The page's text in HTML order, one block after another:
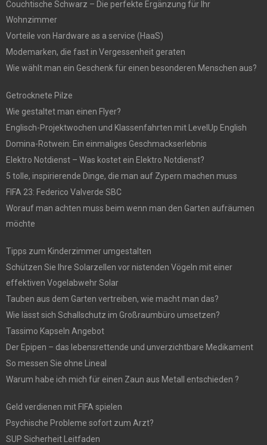
Couchtische Schwarz – Die perfekte Ergänzung für Ihr
Wohnzimmer
Vorteile von Hardware as a service (HaaS)
Modemarken, die fast in Vergessenheit geraten
Wie wählt man ein Geschenk für einen besonderen Menschen aus?
Getrocknete Pilze
Wie gestaltet man einen Flyer?
Englisch-Projektwochen und Klassenfahrten mit LevelUp English
Domina-Rotwein: Ein einmaliges Geschmackserlebnis
Elektro Notdienst – Was kostet ein Elektro Notdienst?
5 tolle, inspirierende Dinge, die man auf Zypern machen muss
FIFA 23: Federico Valverde SBC
Worauf man achten muss beim wenn man den Garten aufräumen
möchte
Tipps zum Kinderzimmer umgestalten
Schützen Sie Ihre Solarzellen vor nistenden Vögeln mit einer
effektiven Vogelabwehr Solar
Tauben aus dem Garten vertreiben, wie macht man das?
Wie lässt sich Schallschutz im Großraumbüro umsetzen?
Tassimo Kapseln Angebot
Der Epipen – das lebensrettende und unverzichtbare Medikament
So messen Sie ohne Lineal
Warum habe ich mich für einen Zaun aus Metall entschieden ?
Geld verdienen mit FIFA spielen
Psychische Probleme sofort zum Arzt?
SUP Sicherheit Leitfaden